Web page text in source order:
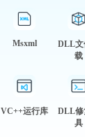
Msxml
DLL文
载
VC++运行库
DLL修
具